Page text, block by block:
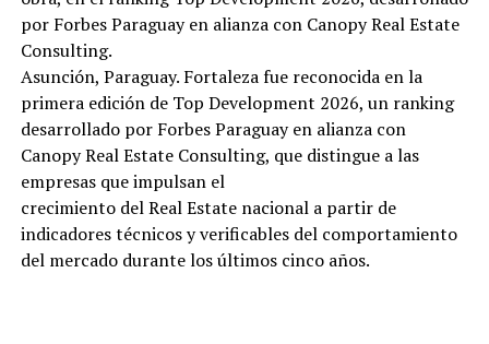
por Forbes Paraguay en alianza con Canopy Real Estate
Consulting.
Asunción, Paraguay. Fortaleza fue reconocida en la
primera edición de Top Development 2026, un ranking
desarrollado por Forbes Paraguay en alianza con
Canopy Real Estate Consulting, que distingue a las
empresas que impulsan el
crecimiento del Real Estate nacional a partir de
indicadores técnicos y verificables del comportamiento
del mercado durante los últimos cinco años.